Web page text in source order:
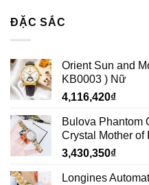
ĐẶC SẮC
Orient Sun and
KB0003 ) Nữ
4,116,420₫
Bulova Phantom
Crystal Mother
3,430,350₫
Longines